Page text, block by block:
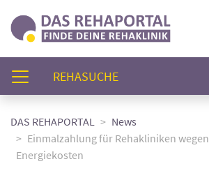
REHASUCHE(AKTUELL)
DAS REHAPORTAL
News
Einmalzahlung für Rehakliniken
Energiekosten